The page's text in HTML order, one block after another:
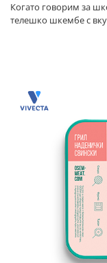
Когато говорим за
телешко шкембе с